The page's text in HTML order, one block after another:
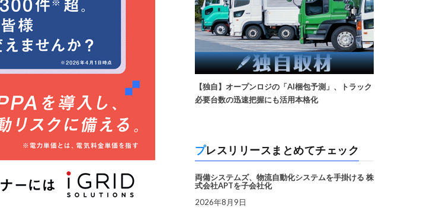
【独自】オープンロジの「AI梱包予測」、トラック
必要台数の迅速把握にも活用本格化
プレスリリースまとめてチェック
両備システムズ、物流自動化システムを手掛ける 株
式会社APTを子会社化
2026年8月9日